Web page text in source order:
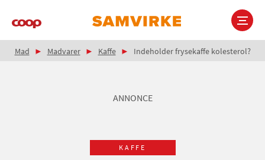
Main
Brødkrumme
Mad Madvarer Kaffe Indeholder frysekaffe kolesterol?
ANNONCE
KAFFE